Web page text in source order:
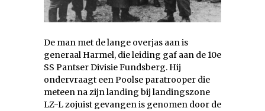
De man met de lange overjas aan is
generaal Harmel, die leiding gaf aan de 10e
SS Pantser Divisie Fundsberg. Hij
ondervraagt een Poolse paratrooper die
meteen na zijn landing bij landingszone
LZ-L zojuist gevangen is genomen door de